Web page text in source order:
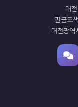
대
판금도
대전광역